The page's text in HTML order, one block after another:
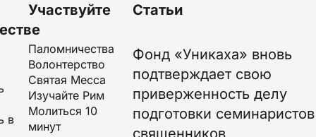
в
Участвуйте
Паломничества
Волонтерство
Святая Месса
Изучайте Рим
Молиться 10
минут
Статьи
Фонд «Уникаха» вновь
подтверждает свою
приверженность делу
подготовки
священников